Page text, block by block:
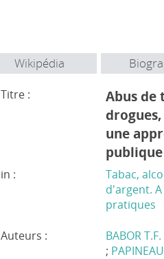
Wikipédia
Titre :
Abus de
une
publique
in :
Tabac,
d'argent.
pratiques
Auteurs : BABOR T.F.
;